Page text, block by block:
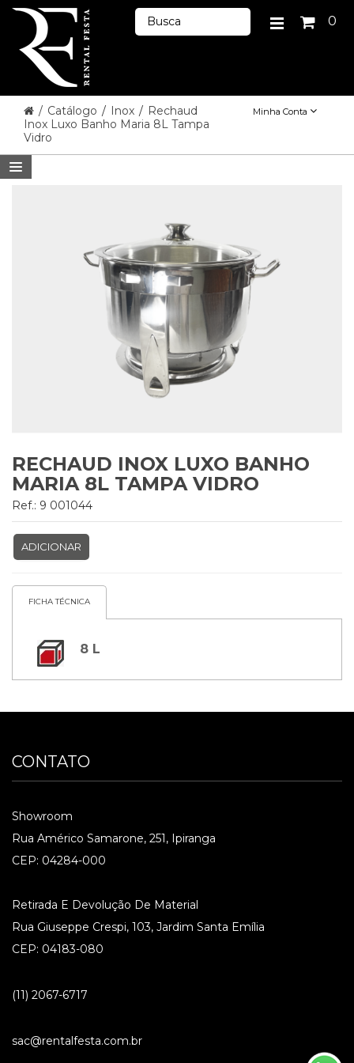
0
/ Catálogo / Inox / Rechaud
Inox Luxo Banho Maria 8L Tampa
Vidro
Minha Conta
RECHAUD INOX LUXO BANHO
MARIA 8L TAMPA VIDRO
Ref.: 9 001044
ADICIONAR
FICHA TÉCNICA
8 L
CONTATO
Showroom
Rua Américo Samarone, 251, Ipiranga
CEP: 04284-000
Retirada E Devolução De Material
Rua Giuseppe Crespi, 103, Jardim Santa Emília
CEP: 04183-080
(11) 2067-6717
sac@rentalfesta.com.br